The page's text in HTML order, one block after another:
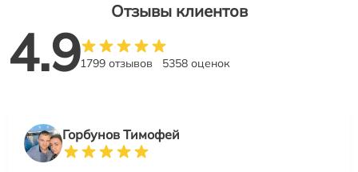
Отзывы клиентов
4.91799 отзывов 5358 оценок
Горбунов Тимофей